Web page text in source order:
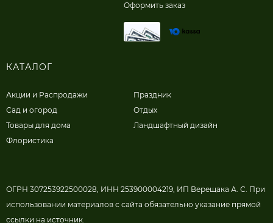
Оформить заказ
КАТАЛОГ
Акции и Распродажи
Сад и огород
Товары для дома
Флористика
Праздник
Отдых
Ландшафтный дизайн
ОГРН 307253922500028, ИНН 253900004219, ИП Верещака А. С. При
использовании материалов с сайта обязательно указание прямой
ссылки на источник.